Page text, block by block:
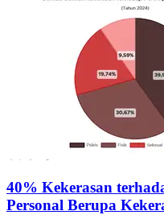
40% Kekerasan
Personal Berupa